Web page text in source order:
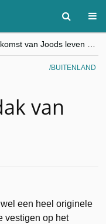
“Besnijdenisdebat toont hoe moeilijk seculiere Westen minderheden begrijpt”, Jinnih Beels (Vooruit)
CITYTRIP | ROEMENIË – Boekarest: de verrassing van Oost-Europa
BUITENLAND
van
een heel originele
vestigen op het